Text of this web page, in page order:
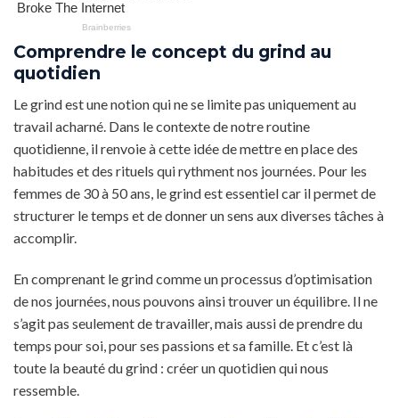
Comprendre le concept du grind au
quotidien
Le grind est une notion qui ne se limite pas uniquement au
travail acharné. Dans le contexte de notre routine
quotidienne, il renvoie à cette idée de mettre en place des
habitudes et des rituels qui rythment nos journées. Pour les
femmes de 30 à 50 ans, le grind est essentiel car il permet de
structurer le temps et de donner un sens aux diverses tâches à
accomplir.
En comprenant le grind comme un processus d’optimisation
de nos journées, nous pouvons ainsi trouver un équilibre. Il ne
s’agit pas seulement de travailler, mais aussi de prendre du
temps pour soi, pour ses passions et sa famille. Et c’est là
toute la beauté du grind : créer un quotidien qui nous
ressemble.